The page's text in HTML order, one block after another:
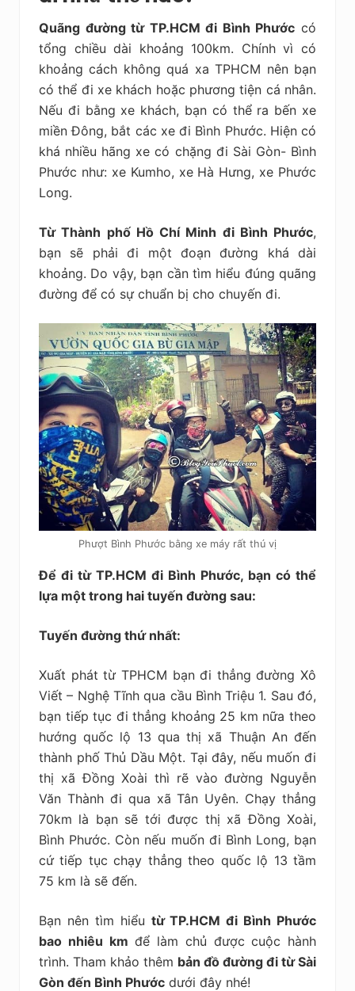
Quãng đường từ TP.HCM đi Bình Phước có
tổng chiều dài khoảng 100km. Chính vì có
khoảng cách không quá xa TPHCM nên bạn
có thể đi xe khách hoặc phương tiện cá nhân.
Nếu đi bằng xe khách, bạn có thể ra bến xe
miền Đông, bắt các xe đi Bình Phước. Hiện có
khá nhiều hãng xe có chặng đi Sài Gòn- Bình
Phước như: xe Kumho, xe Hà Hưng, xe Phước
Long.
Từ Thành phố Hồ Chí Minh đi Bình Phước,
bạn sẽ phải đi một đoạn đường khá dài
khoảng. Do vậy, bạn cần tìm hiểu đúng quãng
đường để có sự chuẩn bị cho chuyến đi.
Phượt Bình Phước bằng xe máy rất thú vị
Để đi từ TP.HCM đi Bình Phước, bạn có thể
lựa một trong hai tuyến đường sau:
Tuyến đường thứ nhất:
Xuất phát từ TPHCM bạn đi thẳng đường Xô
Viết – Nghệ Tĩnh qua cầu Bình Triệu 1. Sau đó,
bạn tiếp tục đi thẳng khoảng 25 km nữa theo
hướng quốc lộ 13 qua thị xã Thuận An đến
thành phố Thủ Dầu Một. Tại đây, nếu muốn đi
thị xã Đồng Xoài thì rẽ vào đường Nguyễn
Văn Thành đi qua xã Tân Uyên. Chạy thẳng
70km là bạn sẽ tới được thị xã Đồng Xoài,
Bình Phước. Còn nếu muốn đi Bình Long, bạn
cứ tiếp tục chạy thẳng theo quốc lộ 13 tầm
75 km là sẽ đến.
Bạn nên tìm hiểu từ TP.HCM đi Bình Phước
bao nhiêu km để làm chủ được cuộc hành
trình. Tham khảo thêm bản đồ đường đi từ Sài
Gòn đến Bình Phước dưới đây nhé!